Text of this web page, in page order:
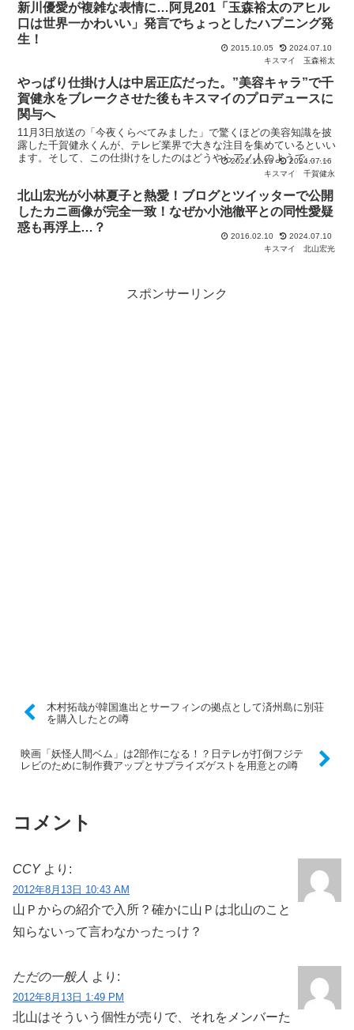
新川優愛が複雑な表情に…阿見201「玉森裕太のアヒル
口は世界一かわいい」発言でちょっとしたハプニング発
生！
2015.10.05
2024.07.10
キスマイ
玉森裕太
やっぱり仕掛け人は中居正広だった。”美容キャラ”で千
賀健永をブレークさせた後もキスマイのプロデュースに
関与へ
11月3日放送の「今夜くらべてみました」で驚くほどの美容知識を披
露した千賀健永くんが、テレビ業界で大きな注目を集めているといい
ます。そして、この仕掛けをしたのはどうやらアノ人のようで… ※
塗るボトックスです。 【ドクターが認めた塗るボトック
2021.11.16
2024.07.16
キスマイ
千賀健永
北山宏光が小林夏子と熱愛！ブログとツイッターで公開
したカニ画像が完全一致！なぜか小池徹平との同性愛疑
惑も再浮上…？
2016.02.10
2024.07.10
キスマイ
北山宏光
スポンサーリンク
木村拓哉が韓国進出とサーフィンの拠点として済州島に別荘
を購入したとの噂
映画「妖怪人間ベム」は2部作になる！？日テレが打倒フジテ
レビのために制作費アップとサプライズゲストを用意との噂
コメント
CCY より:
2012年8月13日 10:43 AM
山Ｐからの紹介で入所？確かに山Ｐは北山のこと
知らないって言わなかったっけ？
ただの一般人 より:
2012年8月13日 1:49 PM
北山はそういう個性が売りで、それをメンバーた